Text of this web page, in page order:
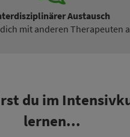
Austausch
mit anderen Therapeuten
du im
lernen...